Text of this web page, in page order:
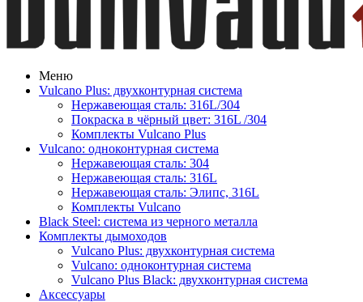
Меню
Vulcano Plus: двухконтурная система
Нержавеющая сталь: 316L/304
Покраска в чёрный цвет: 316L /304
Комплекты Vulcano Plus
Vulcano: одноконтурная система
Нержавеющая сталь: 304
Нержавеющая сталь: 316L
Нержавеющая сталь: Элипс, 316L
Комплекты Vulcano
Black Steel: система из черного металла
Комплекты дымоходов
Vulcano Plus: двухконтурная система
Vulcano: одноконтурная система
Vulcano Plus Black: двухконтурная система
Аксессуары